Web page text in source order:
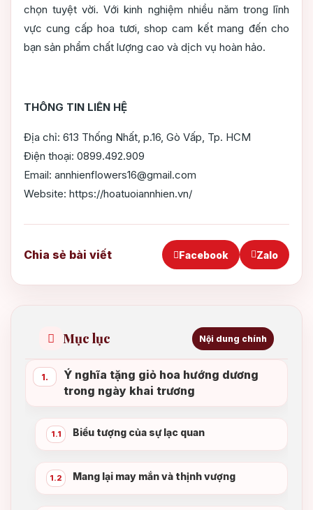
chọn tuyệt vời. Với kinh nghiệm nhiều năm trong lĩnh
vực cung cấp hoa tươi, shop cam kết mang đến cho
bạn sản phẩm chất lượng cao và dịch vụ hoàn hảo.
THÔNG TIN LIÊN HỆ
Địa chỉ: 613 Thống Nhất, p.16, Gò Vấp, Tp. HCM
Điện thoại: 0899.492.909
Email: annhienflowers16@gmail.com
Website: https://hoatuoiannhien.vn/
Chia sẻ bài viết Facebook Zalo
Mục lục Nội dung chính
1.
Ý nghĩa tặng giỏ hoa hướng dương
trong ngày khai trương
1.1 Biểu tượng của sự lạc quan
1.2 Mang lại may mắn và thịnh vượng